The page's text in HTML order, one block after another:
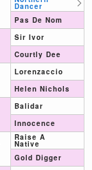
Dancer
Pas De Nom
Sir Ivor
Courtly Dee
Lorenzaccio
Helen Nichols
Balidar
Innocence
Raise A
Native
Gold Digger